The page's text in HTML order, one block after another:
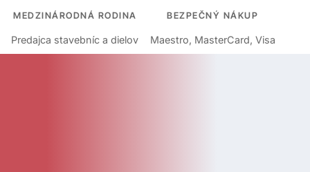
MEDZINÁRODNÁ RODINA
Predajca stavebníc a dielov
BEZPEČNÝ NÁKUP
Maestro, MasterCard, Visa